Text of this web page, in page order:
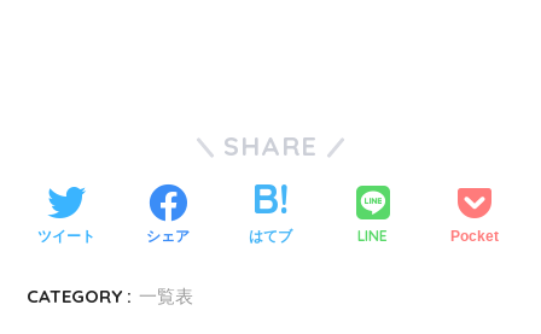
SHARE
ツイート シェア はてブ LINE Pocket
CATEGORY : 一覧表